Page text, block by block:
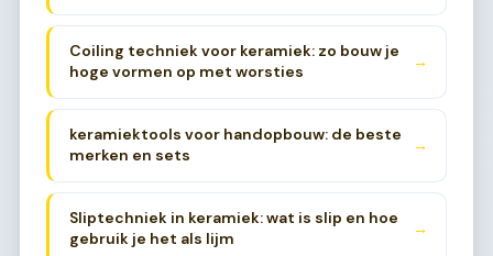
Coiling techniek voor keramiek: zo bouw je
hoge vormen op met worsties
→
keramiektools voor handopbouw: de beste
merken en sets
→
Sliptechniek in keramiek: wat is slip en hoe
gebruik je het als lijm
→